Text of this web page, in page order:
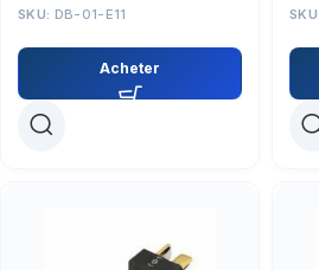
SKU: DB-01-E11
Acheter
SKU: